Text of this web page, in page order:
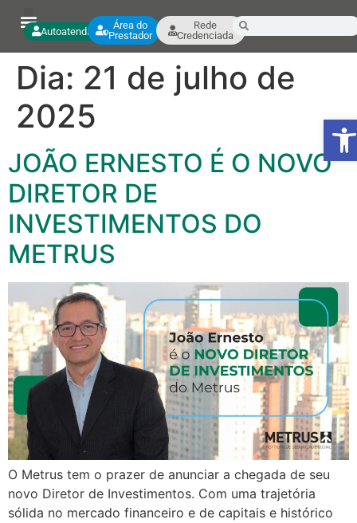
AutoatendimentoÁrea do
Prestador
Rede
Credenciada
Dia: 21 de julho de
2025
JOÃO ERNESTO É O NOVO
DIRETOR DE
INVESTIMENTOS DO
METRUS
O Metrus tem o prazer de anunciar a chegada de seu
novo Diretor de Investimentos. Com uma trajetória
sólida no mercado financeiro e de capitais e histórico